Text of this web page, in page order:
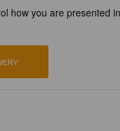
how you are presented